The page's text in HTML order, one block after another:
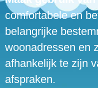
comfortabele en
belangrijke
woonadressen en
afhankelijk te zijn
afspraken.